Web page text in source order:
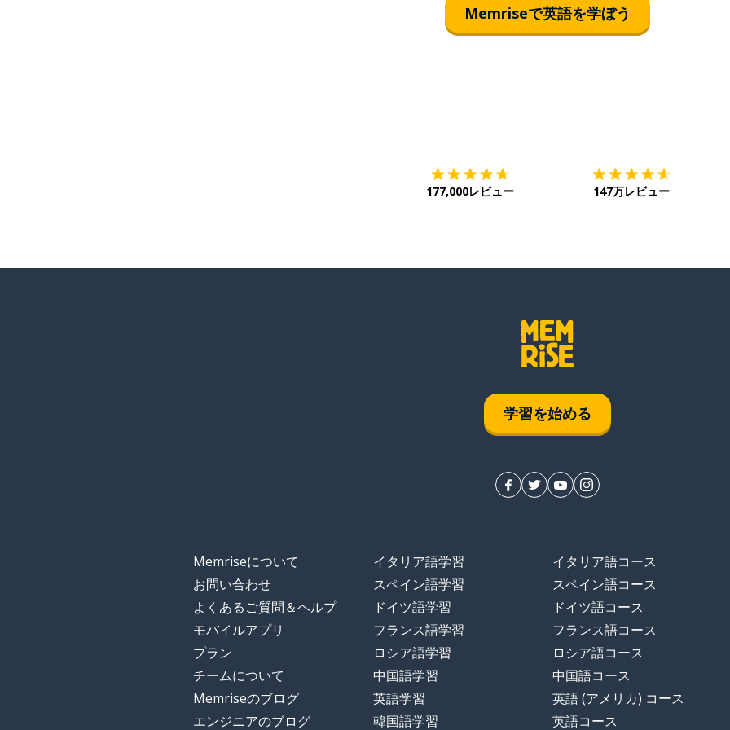
Memriseで英語を学ぼう
177,000レビュー 147万レビュー
学習を始める
Memriseについて
お問い合わせ
よくあるご質問＆ヘルプ
モバイルアプリ
プラン
チームについて
Memriseのブログ
エンジニアのブログ
イタリア語学習
スペイン語学習
ドイツ語学習
フランス語学習
ロシア語学習
中国語学習
英語学習
韓国語学習
イタリア語コース
スペイン語コース
ドイツ語コース
フランス語コース
ロシア語コース
中国語コース
英語 (アメリカ) コース
英語コース